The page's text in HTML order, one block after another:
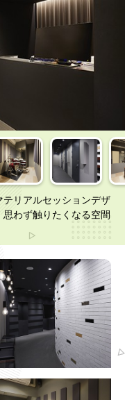
リアルセッションデザ
わず触りたくなる空間